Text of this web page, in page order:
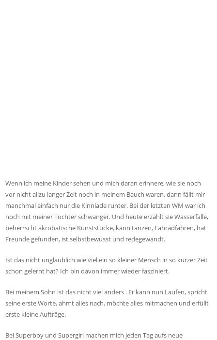
Wenn ich meine Kinder sehen und mich daran erinnere, wie sie noch
vor nicht allzu langer Zeit noch in meinem Bauch waren, dann fällt mir
manchmal einfach nur die Kinnlade runter. Bei der letzten WM war ich
noch mit meiner Tochter schwanger. Und heute erzählt sie Wasserfälle,
beherrscht akrobatische Kunststücke, kann tanzen, Fahradfahren, hat
Freunde gefunden, ist selbstbewusst und redegewandt.
Ist das nicht unglaublich wie viel ein so kleiner Mensch in so kurzer Zeit
schon gelernt hat? Ich bin davon immer wieder fasziniert.
Bei meinem Sohn ist das nicht viel anders . Er kann nun Laufen, spricht
seine erste Worte, ahmt alles nach, möchte alles mitmachen und erfüllt
erste kleine Aufträge.
Bei Superboy und Supergirl machen mich jeden Tag aufs neue